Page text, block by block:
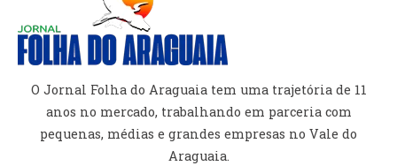
O Jornal Folha do Araguaia tem uma trajetória de 11
anos no mercado, trabalhando em parceria com
pequenas, médias e grandes empresas no Vale do
Araguaia.